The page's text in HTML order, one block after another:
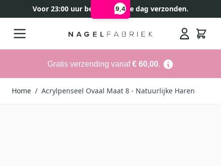
9,4
Voor 23:00 uur besteld, zelfde dag verzonden.
Gratis verzending vanaf€ 60,00.
Home / Acrylpenseel Ovaal Maat 8 - Natuurlijke Haren